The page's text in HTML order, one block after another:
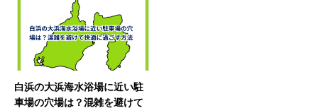
白浜の大浜海水浴場に近い駐
車場の穴場は？混雑を避けて